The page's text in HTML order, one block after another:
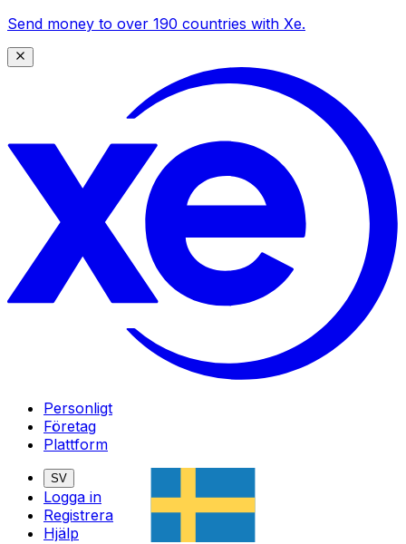
Send money to over 190 countries with Xe.
Personligt
Företag
Plattform
SV
Logga in
Registrera
Hjälp